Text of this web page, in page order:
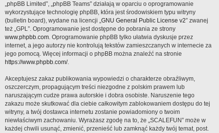
„phpBB Limited”, „phpBB Teams” działają w oparciu o oprogramowanie
wykorzystujące technologię phpBB, która jest środowiskiem typu witryny
(bulletin board), wydane na licencji „GNU General Public License v2” zwanej
też „GPL”. Oprogramowanie jest dostępne do pobrania ze strony
www.phpbb.com. Oprogramowanie phpBB tylko ułatwia dyskusje przez
internet, a jego autorzy nie kontrolują tekstów zamieszczanych w internecie za
jego pomocą. Więcej informacji o phpBB można znaleźć na stronie
https://www.phpbb.com/.
Akceptujesz zakaz publikowania wypowiedzi o charakterze obraźliwym,
oszczerczym, propagującym treści niezgodne z polskim prawem lub
naruszającym cudze prawa autorskie i dobra osobiste. Naruszenie tego
zakazu może skutkować dla ciebie całkowitym zablokowaniem dostępu do tej
witryny, a twój dostawca internetu zostanie powiadomiony o twoim
niewłaściwym zachowaniu. Wyrażasz zgodę na to, że „SCALEFUN” może w
każdej chwili usunąć, zmienić, przenieść lub zamknąć każdy twój temat, post.